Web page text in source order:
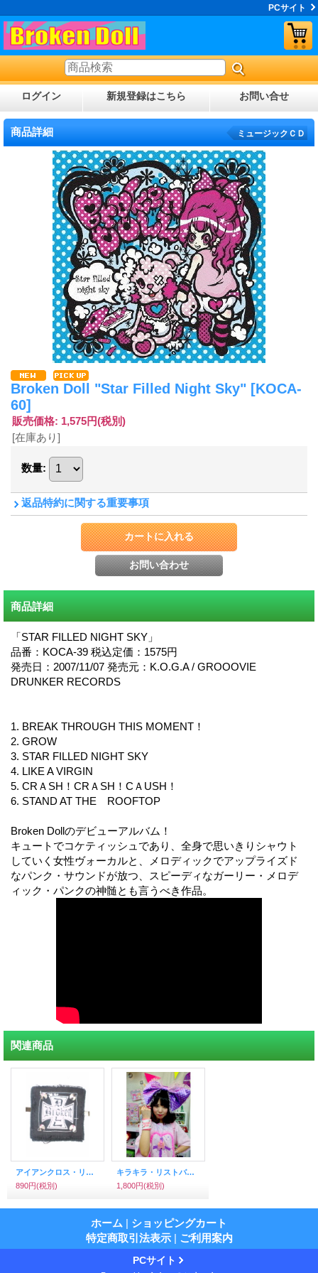
PCサイト
ログイン 新規登録はこちら お問い合せ
商品詳細 ミュージックＣＤ
Broken Doll "Star Filled Night Sky" [KOCA-
60]
販売価格: 1,575円(税別)
[在庫あり]
数量:
返品特約に関する重要事項
商品詳細
「STAR FILLED NIGHT SKY」
品番：KOCA-39 税込定価：1575円
発売日：2007/11/07 発売元：K.O.G.A / GROOOVIE
DRUNKER RECORDS
1. BREAK THROUGH THIS MOMENT！
2. GROW
3. STAR FILLED NIGHT SKY
4. LIKE A VIRGIN
5. CRＡSH！CRＡSH！CＡUSH！
6. STAND AT THE ROOFTOP
Broken Dollのデビューアルバム！
キュートでコケティッシュであり、全身で思いきりシャウト
していく女性ヴォーカルと、メロディックでアップライズド
なパンク・サウンドが放つ、スピーディなガーリー・メロデ
ィック・パンクの神髄とも言うべき作品。
関連商品
アイアンクロス・リストバンド（オフィシャルバンドグッズ）
890円(税別)
キラキラ・リストバンド (ピンク、ラベンダー)
1,800円(税別)
ホーム | ショッピングカート
特定商取引法表示 | ご利用案内
PCサイト